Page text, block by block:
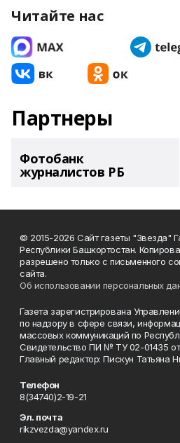
Читайте нас
Партнеры
Фотобанк
журналистов РБ
© 2015-2026 Сайт газеты "Звезда"
Республики Башкортостан.
разрешено только с письменного
сайта.
Об использовании персональных
Газета зарегистрирована
по надзору в сфере связи,
массовых коммуникаций по
Свидетельство ПИ № ТУ 02-01435 от
Главный редактор: Пискун Татьяна
Телефон
8(34740)2-19-21
Эл. почта
rikzvezda@yandex.ru